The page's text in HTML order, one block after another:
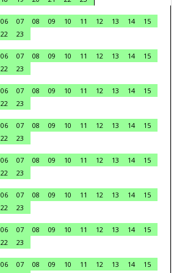
06 07 08 09 10 11 12 13 14
15
22
23
06 07 08 09 10 11 12 13 14
15
22
23
06 07 08 09 10 11 12 13 14
15
22
23
06 07 08 09 10 11 12 13 14
15
22
23
06 07 08 09 10 11 12 13 14
15
22
23
06 07 08 09 10 11 12 13 14
15
22
23
06 07 08 09 10 11 12 13 14
15
22
23
06 07 08 09 10 11 12 13 14
15